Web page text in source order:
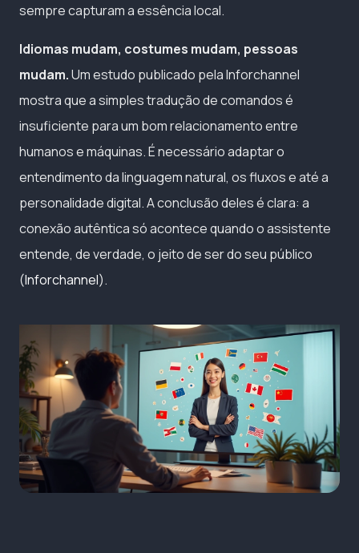
sempre capturam a essência local.
Idiomas mudam, costumes mudam, pessoas
mudam.Um estudo publicado pela Inforchannel
mostra que a simples tradução de comandos é
insuficiente para um bom relacionamento entre
humanos e máquinas. É necessário adaptar o
entendimento da linguagem natural, os fluxos e até a
personalidade digital. A conclusão deles é clara: a
conexão autêntica só acontece quando o assistente
entende, de verdade, o jeito de ser do seu público
(Inforchannel).